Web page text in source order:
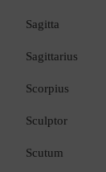
Sagitta
Sagittarius
Scorpius
Sculptor
Scutum